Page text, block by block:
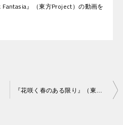
Fantasia』（東方Project）の動画を
『花咲く春のある限り』（東方Project）の動画を楽しもう！